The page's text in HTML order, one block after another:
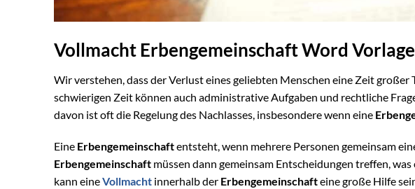
Vollmacht Erbengemeinschaft Word
Wir verstehen, dass der Verlust eines geliebten Menschen eine Zeit
schwierigen Zeit können auch administrative Aufgaben und rechtliche
davon ist oft die Regelung des Nachlasses, insbesondere wenn eine
Eine Erbengemeinschaftentsteht, wenn mehrere Personen gemeinsam
Erbengemeinschaft müssen dann gemeinsam Entscheidungen treffen,
kann eineVollmacht innerhalb der Erbengemeinschafteine große Hilfe